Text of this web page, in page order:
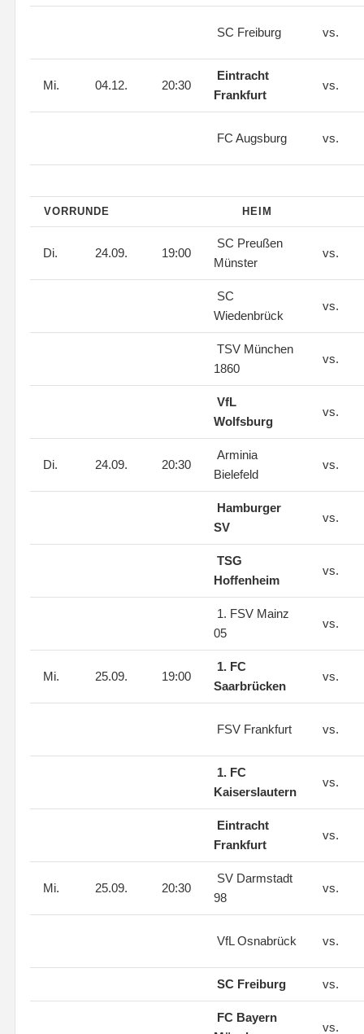
SC Freiburg vs.
Mi. 04.12. 20:30
Eintracht
Frankfurt
vs.
FC Augsburg vs.
VORRUNDE HEIM
Di. 24.09. 19:00
SC Preußen
Münster
vs.
SC
Wiedenbrück
vs.
TSV München
1860
vs.
VfL
Wolfsburg
vs.
Di. 24.09. 20:30
Arminia
Bielefeld
vs.
Hamburger
SV
vs.
TSG
Hoffenheim
vs.
1. FSV Mainz
05
vs.
Mi. 25.09. 19:00
1. FC
Saarbrücken
vs.
FSV Frankfurt vs.
1. FC
Kaiserslautern
vs.
Eintracht
Frankfurt
vs.
Mi. 25.09. 20:30
SV Darmstadt
98
vs.
VfL Osnabrück vs.
SC Freiburg vs.
FC Bayern
vs.